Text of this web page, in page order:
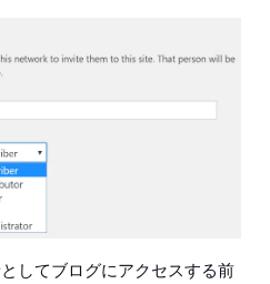
してブログにアクセスする前